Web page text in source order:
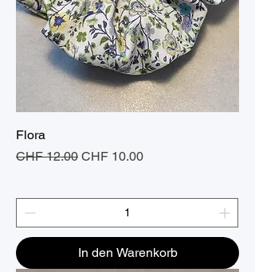
Flora
Standardpreis
CHF 12.00 Sale-Preis
CHF 10.00
In den Warenkorb